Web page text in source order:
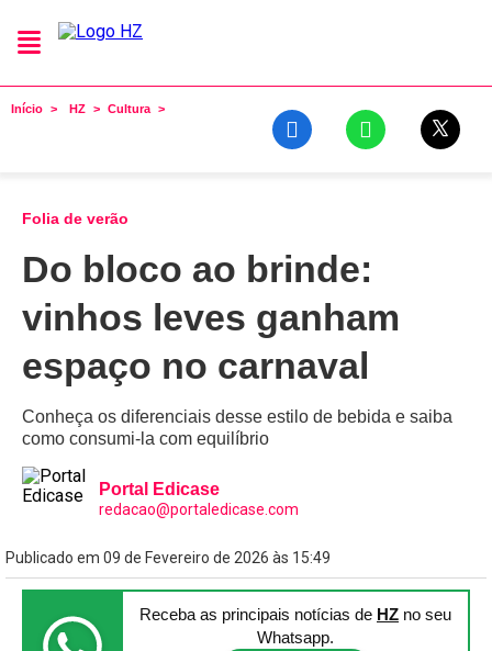
Início HZ Cultura
Folia de verão
Do bloco ao brinde:
vinhos leves ganham
espaço no carnaval
Conheça os diferenciais desse estilo de bebida e saiba
como consumi-la com equilíbrio
Portal Edicase
redacao@portaledicase.com
Publicado em 09 de Fevereiro de 2026 às 15:49
Receba as principais notícias de HZ no seu
Whatsapp.